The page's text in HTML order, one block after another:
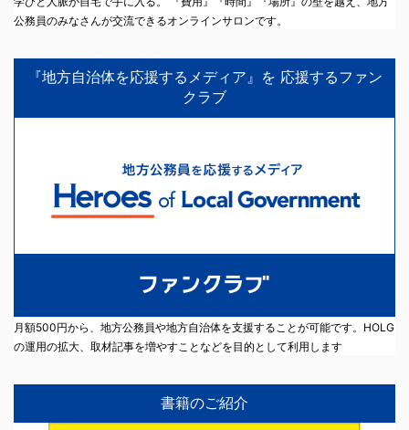
公務員のみなさんが交流できるオンラインサロンです。
『地方自治体を応援するメディア』を 応援するファン
クラブ
月額500円から、地方公務員や地方自治体を支援することが可能です。HOLG
の運用の拡大、取材記事を増やすことなどを目的として利用します
書籍のご紹介